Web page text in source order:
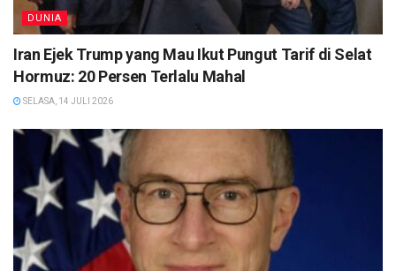
DUNIA
Iran Ejek Trump yang Mau Ikut Pungut Tarif di Selat
Hormuz: 20 Persen Terlalu Mahal
SELASA, 14 JULI 2026